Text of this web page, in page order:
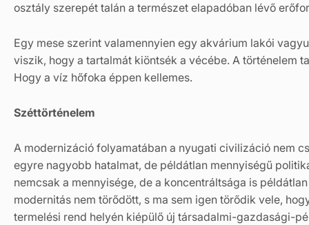
osztály szerepét talán a természet elapadóban lévő
Egy mese szerint valamennyien egy akvárium lakói
viszik, hogy a tartalmát kiöntsék a vécébe. A történelem
Hogy a víz hőfoka éppen kellemes.
Széttörténelem
A modernizáció folyamatában a nyugati civilizáció nem
egyre nagyobb hatalmat, de példátlan mennyiségű
nemcsak a mennyisége, de a koncentráltsága is
modernitás nem törődött, s ma sem igen törődik vele,
termelési rend helyén kiépülő új társadalmi-gazdasági-